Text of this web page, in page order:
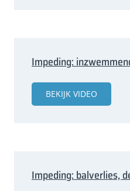
Impeding:
BEKIJK VIDEO
Impeding: balverlies,